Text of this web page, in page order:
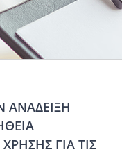
ΑΝΑΔΕΙΞΗ
ΓΙΑ ΤΙΣ